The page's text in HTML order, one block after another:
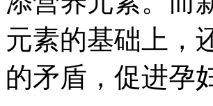
元素的基础上，
的矛盾，促进孕